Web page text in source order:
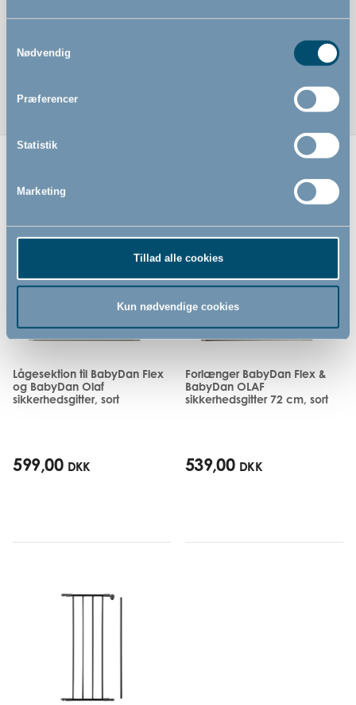
Nødvendig
Præferencer
Statistik
Marketing
Tillad alle cookies
Kun nødvendige cookies
Lågesektion til BabyDan Flex
og BabyDan Olaf
sikkerhedsgitter, sort
599,00 DKK
Forlænger BabyDan Flex &
BabyDan OLAF
sikkerhedsgitter 72 cm, sort
539,00 DKK